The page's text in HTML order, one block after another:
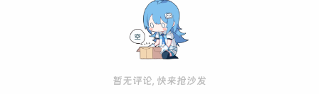
暂无评论, 快来抢沙发